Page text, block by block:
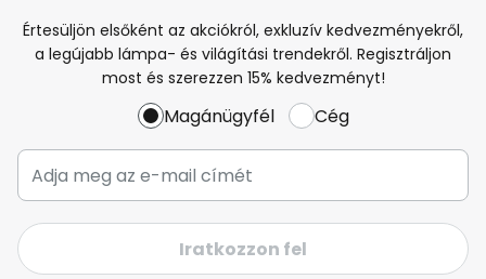
Értesüljön elsőként az akciókról, exkluzív kedvezményekről,
a legújabb lámpa- és világítási trendekről. Regisztráljon
most és szerezzen 15% kedvezményt!
Magánügyfél Cég
Iratkozzon fel